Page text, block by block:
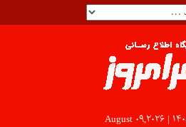
August 09,2026 | ۱۸